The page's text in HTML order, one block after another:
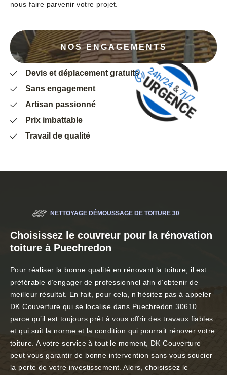
nous faire parvenir votre projet.
NOS ENGAGEMENTS
Devis et déplacement gratuits
Sans engagement
Artisan passionné
Prix imbattable
Travail de qualité
NETTOYAGE DÉMOUSSAGE DE TOITURE 30
Choisissez le couvreur pour la rénovation
toiture à Puechredon
Pour réaliser la bonne qualité en rénovant la toiture, il est
préférable d’engager de professionnel afin d’obtenir de
meilleur résultat. En fait, pour cela, n’hésitez pas à appeler
DK Couverture qui se localise dans Puechredon 30610
parce qu’il est toujours prêt à vous offrir des travaux fiables
et qui suit la norme et la condition qui pourrait rénover votre
toiture. A votre service à tout le moment, DK Couverture
peut vous garantir de bonne intervention sans vous soucier
la perte de votre investissement. Alors, choisissez le